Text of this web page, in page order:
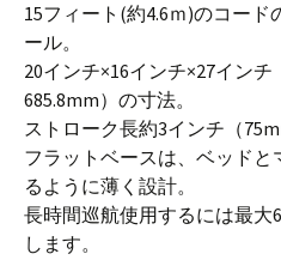
15フィート(約4.6ｍ)のコード
ール。
20インチ×16インチ×27インチ
685.8mm）の寸法。
ストローク長約3インチ（
フラットベースは、ベッド
るように薄く設計。
長時間巡航使用するには最
します。